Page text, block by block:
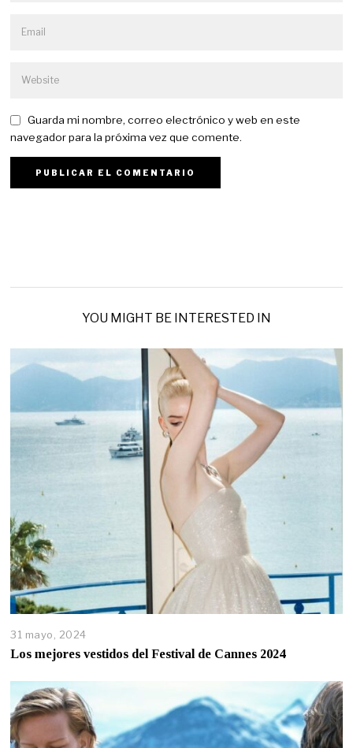
Guarda mi nombre, correo electrónico y web en este
navegador para la próxima vez que comente.
YOU MIGHT BE INTERESTED IN
31 mayo, 2024
Los mejores vestidos del Festival de Cannes 2024